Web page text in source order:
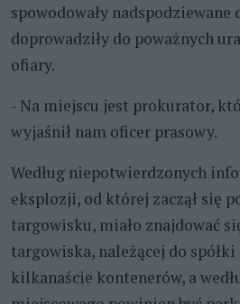
spowodowały nadspodziewane
doprowadziły do poważnych
ofiary.
- Na miejscu jest prokurator,
wyjaśnił nam oficer prasowy.
Według niepotwierdzonych
eksplozji, od której zaczął się
targowisku, miało znajdować
targowiska, należącej do spółki
kilkanaście kontenerów, a